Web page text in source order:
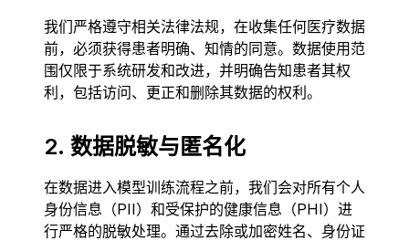
我们严格遵守相关法律法规，在收集任何医疗数据
前，必须获得患者明确、知情的同意。数据使用范
围仅限于系统研发和改进，并明确告知患者其权
利，包括访问、更正和删除其数据的权利。
2. 数据脱敏与匿名化
在数据进入模型训练流程之前，我们会对所有个人
身份信息（PII）和受保护的健康信息（PHI）进
行严格的脱敏处理。通过去除或加密姓名、身份证